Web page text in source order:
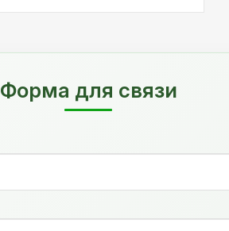
Форма для связи